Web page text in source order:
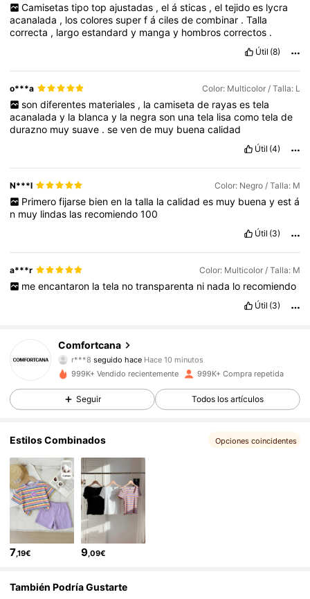
Camisetas tipo top ajustadas , el á sticas , el tejido es lycra
acanalada , loscoloressuperfácilesdecombinar .Talla
correcta , largoestandardy mangay hombroscorrectos .
Útil (8)
o***a Color: Multicolor / Talla: L
son diferentes materiales , la camiseta de rayas es tela
acanaladay la blancay la negrason unatela lisacomotelade
durazno muysuave .sevende muy buenacalidad
Útil (4)
N***l Color: Negro / Talla: M
Primero fijarse bien en la talla la calidad es muy buena y est á
n muy lindas las recomiendo100
Útil (3)
a***r Color: Multicolor / Talla: M
me encantaron la tela no transparenta ni nada lo recomiendo
Útil (3)
Comfortcana
seguido hace
Hace 10 minutos
está navegando
4,79
1.1M Seguidores
4,79 1.1M Seguidores
4,79 1.1M Seguidores
999K+ Vendido recientemente 999K+ Compra repetida
Seguir Todos los artículos
Estilos Combinados Opciones coincidentes
7,19€ 9,09€
También Podría Gustarte